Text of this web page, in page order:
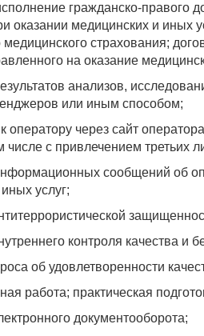
гражданско-правого
оказании медицинских и иных
медицинского страхования;
на оказание
анализов,
или иным способом;
оператору через сайт
числе с привлечением третьих
сообщений об
услуг;
контроля качества и
об удовлетворенности
работа; практическая
документооборота;